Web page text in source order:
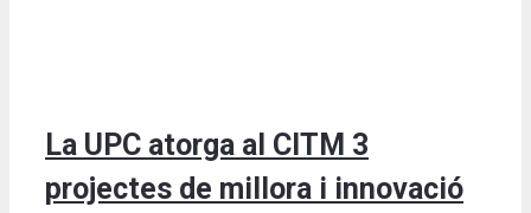
La UPC atorga al CITM 3
projectes de millora i innovació